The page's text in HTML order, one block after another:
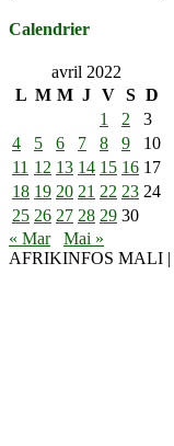
Calendrier
avril 2022
L M M J V S D
1
2
3
4
5 6 7 8 9
10
11 12 13 14 15 16 17
18 19 20 21 22 23 24
25 26 27 28 29 30
« Mar
Mai »
AFRIKINFOS MALI |